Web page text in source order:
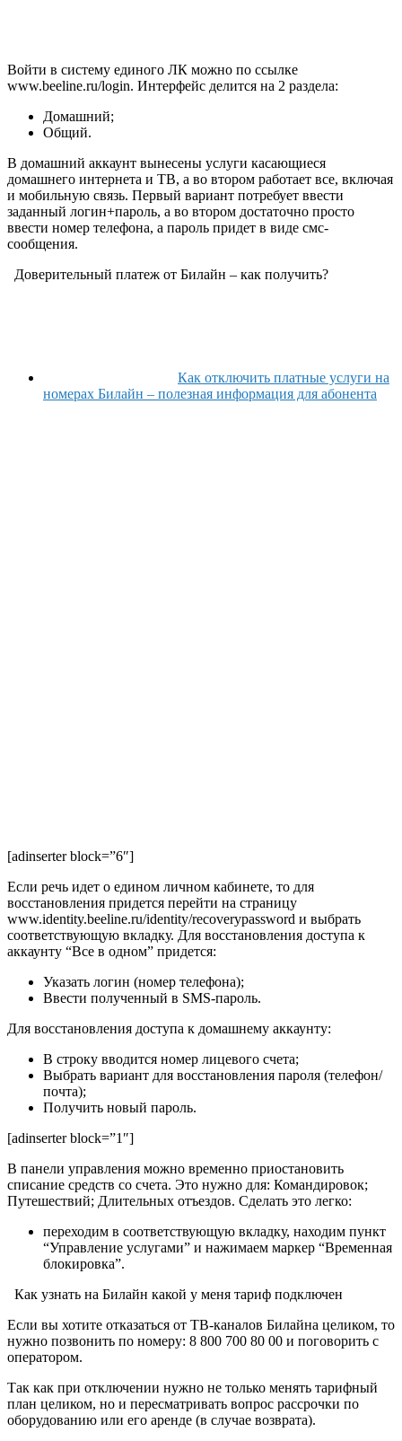
Войти в систему единого ЛК можно по ссылке
www.beeline.ru/login. Интерфейс делится на 2 раздела:
Домашний;
Общий.
В домашний аккаунт вынесены услуги касающиеся
домашнего интернета и ТВ, а во втором работает все, включая
и мобильную связь. Первый вариант потребует ввести
заданный логин+пароль, а во втором достаточно просто
ввести номер телефона, а пароль придет в виде смс-
сообщения.
Доверительный платеж от Билайн – как получить?
Как отключить платные услуги на
номерах Билайн – полезная информация для абонента
[adinserter block=”6″]
Если речь идет о едином личном кабинете, то для
восстановления придется перейти на страницу
www.identity.beeline.ru/identity/recoverypassword и выбрать
соответствующую вкладку. Для восстановления доступа к
аккаунту “Все в одном” придется:
Указать логин (номер телефона);
Ввести полученный в SMS-пароль.
Для восстановления доступа к домашнему аккаунту:
В строку вводится номер лицевого счета;
Выбрать вариант для восстановления пароля (телефон/
почта);
Получить новый пароль.
[adinserter block=”1″]
В панели управления можно временно приостановить
списание средств со счета. Это нужно для: Командировок;
Путешествий; Длительных отъездов. Сделать это легко:
переходим в соответствующую вкладку, находим пункт
“Управление услугами” и нажимаем маркер “Временная
блокировка”.
Как узнать на Билайн какой у меня тариф подключен
Если вы хотите отказаться от ТВ-каналов Билайна целиком, то
нужно позвонить по номеру: 8 800 700 80 00 и поговорить с
оператором.
Так как при отключении нужно не только менять тарифный
план целиком, но и пересматривать вопрос рассрочки по
оборудованию или его аренде (в случае возврата).